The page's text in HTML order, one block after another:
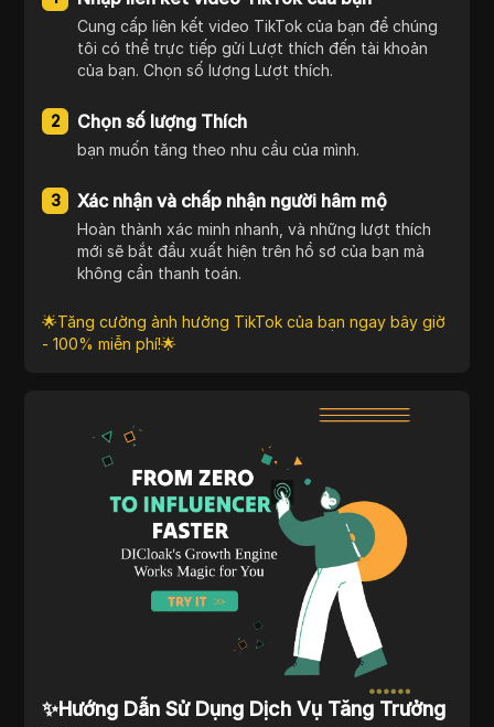
Cung cấp liên kết video TikTok của bạn để chúng
tôi có thể trực tiếp gửi Lượt thích đến tài khoản
của bạn. Chọn số lượng Lượt thích.
2 Chọn số lượng Thích
bạn muốn tăng theo nhu cầu của mình.
3 Xác nhận và chấp nhận người hâm mộ
Hoàn thành xác minh nhanh, và những lượt thích
mới sẽ bắt đầu xuất hiện trên hồ sơ của bạn mà
không cần thanh toán.
🌟Tăng cường ảnh hưởng TikTok của bạn ngay bây giờ
- 100% miễn phí!🌟
✨Hướng Dẫn Sử Dụng Dịch Vụ Tăng Trưởng